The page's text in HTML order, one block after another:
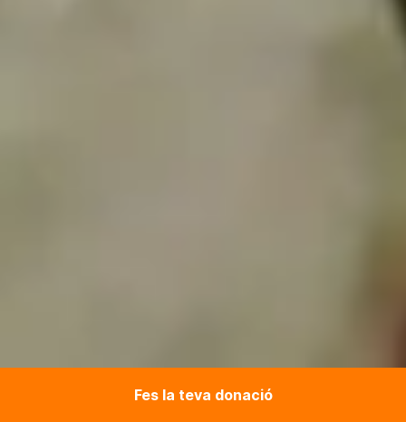
Fes la teva donació